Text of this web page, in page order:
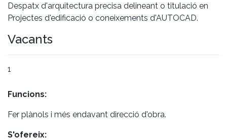
Despatx d'arquitectura precisa delineant o titulació en
Projectes d'edificació o coneixements d'AUTOCAD.
Vacants
1
Funcions:
Fer plànols i més endavant direcció d'obra.
S'ofereix: